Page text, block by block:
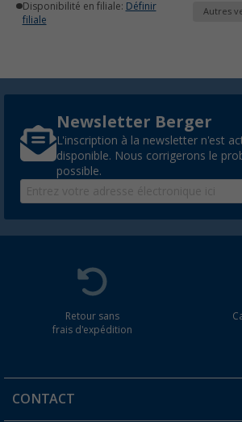
Disponibilité en filiale: Définir
filiale
Autres
Newsletter Berger
L'inscription à la newsletter n'est
disponible. Nous corrigerons le
possible.
Retour sans
frais d'expédition
CONTACT